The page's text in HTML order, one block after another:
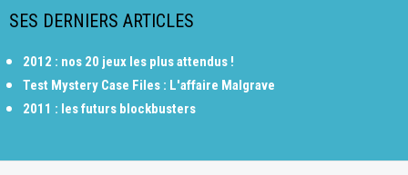
SES DERNIERS ARTICLES
2012 : nos 20 jeux les plus attendus !
Test Mystery Case Files : L'affaire Malgrave
2011 : les futurs blockbusters